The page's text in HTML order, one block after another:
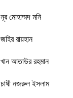
নূর মোহাম্মদ মনি
জহির রায়হান
খান আতাউর রহমান
চাষী নজরুল ইসলাম